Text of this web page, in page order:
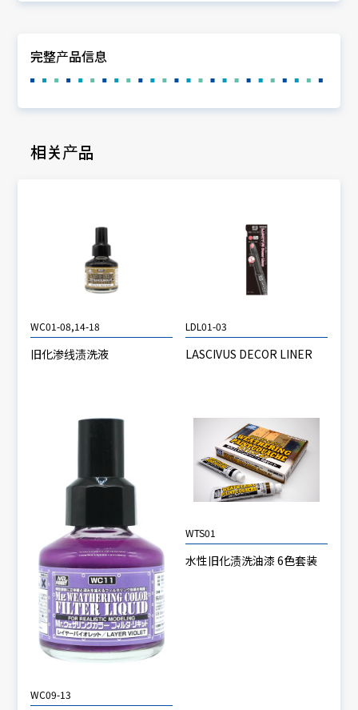
完整产品信息
相关产品
WC01-08,14-18
旧化渗线渍洗液
LDL01-03
LASCIVUS DECOR LINER
WC09-13
WTS01
水性旧化渍洗油漆 6色套装